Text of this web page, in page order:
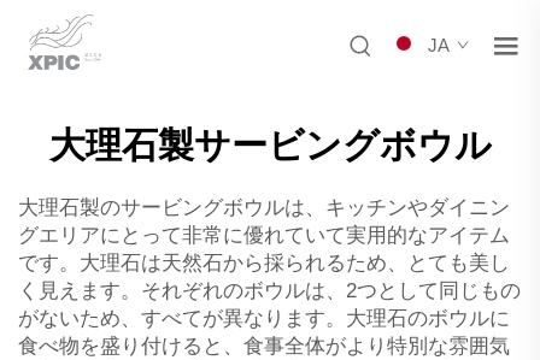
JA
大理石製サービングボウル
大理石製のサービングボウルは、キッチンやダイニン
グエリアにとって非常に優れていて実用的なアイテム
です。大理石は天然石から採られるため、とても美し
く見えます。それぞれのボウルは、2つとして同じもの
がないため、すべてが異なります。大理石のボウルに
食べ物を盛り付けると、食事全体がより特別な雰囲気